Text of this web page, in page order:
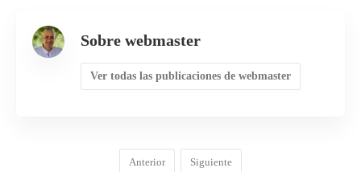
Sobre webmaster
Ver todas las publicaciones de webmaster
Anterior Siguiente